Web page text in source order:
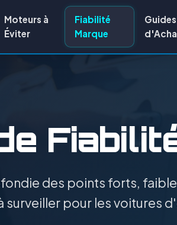
Moteurs à
Éviter
Fiabilité
Marque
Guides
des points forts,
surveiller pour les voitures